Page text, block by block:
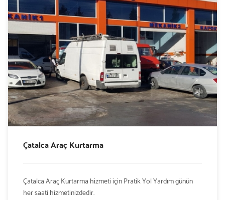
Çatalca Araç Kurtarma
Çatalca Araç Kurtarma hizmeti için Pratik Yol Yardım günün
her saati hizmetinizdedir.